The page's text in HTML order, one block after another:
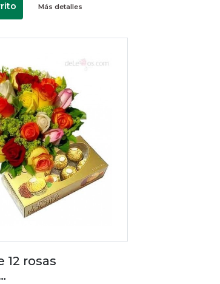
Más detalles
12 rosas